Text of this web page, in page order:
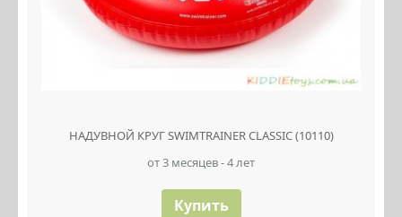
НАДУВНОЙ КРУГ SWIMTRAINER CLASSIC (10110)
от 3 месяцев - 4 лет
Купить